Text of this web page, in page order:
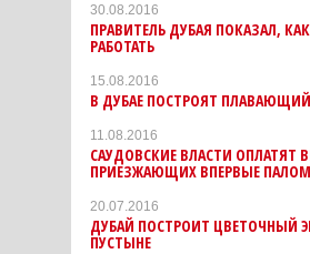
30.08.2016
ПРАВИТЕЛЬ ДУБАЯ ПОКАЗАЛ,
РАБОТАТЬ
15.08.2016
В ДУБАЕ ПОСТРОЯТ
11.08.2016
САУДОВСКИЕ ВЛАСТИ ОПЛАТЯТ
ПРИЕЗЖАЮЩИХ ВПЕРВЫЕ
20.07.2016
ДУБАЙ ПОСТРОИТ ЦВЕТОЧНЫЙ
ПУСТЫНЕ